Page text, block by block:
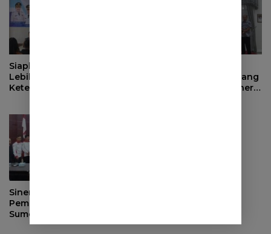
Siapkan Masa Depan yang
Lebih Baik, BPJS
Ketenagakerjaan Tutup
Daerah, Bupati Sumedang
Minta OPD Perkuat Sinergi
Sinergi dengan
Pemerintah Desa, DPRD
Sumedang Fokus Awasi
Program Strategis